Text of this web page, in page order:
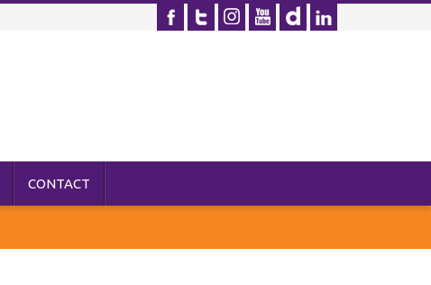
CONTACT